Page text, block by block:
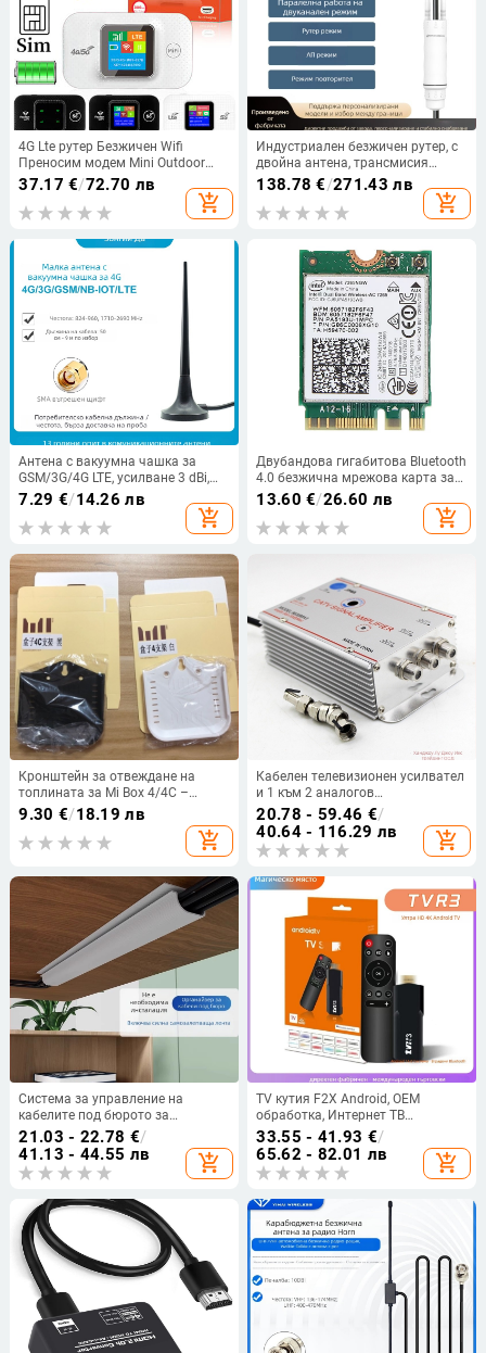
4G Lte рутер Безжичен Wifi
Преносим модем Mini Outdoor
Hotspot Pocket Mifi 150mbps със
слот за SIM карта Повторител за
кола на открито
37.17 €/72.70 лв
add_shopping_cart
Индустриален безжичен рутер, с
двойна антена, трансмисия
1800M, обхват 450 м, IEEE
138.78 €/271.43 лв
add_shopping_cart
Антена с вакуумна чашка за
GSM/3G/4G LTE, усилване 3 dBi,
диапазони 824-960/1710-2690
MHz, за GPRS DTU Smart Meter
7.29 €/14.26 лв
add_shopping_cart
Двубандова гигабитова Bluetooth
4.0 безжична мрежова карта за
Intel 7265NGW 7265AC 5G.
13.60 €/26.60 лв
add_shopping_cart
Кронштейн за отвеждане на
топлината за Mi Box 4/4C –
модел Sunspot 4,4C, ABS,
произход Shenzhen, OEM,
поддържа единична опаковка
9.30 €/18.19 лв
add_shopping_cart
Кабелен телевизионен усилвател
и 1 към 2 аналогов
разпределител за наземни
сигнали (аналого-цифров,
двупосочно разпределение)
20.78 - 59.46 €/
40.64 - 116.29 лв
add_shopping_cart
Система за управление на
кабелите под бюрото за
компютърни кабели
21.03 - 22.78 €/
41.13 - 44.55 лв
add_shopping_cart
TV кутия F2X Android, OEM
обработка, Интернет ТВ
видеоплейър
33.55 - 41.93 €/
65.62 - 82.01 лв
add_shopping_cart